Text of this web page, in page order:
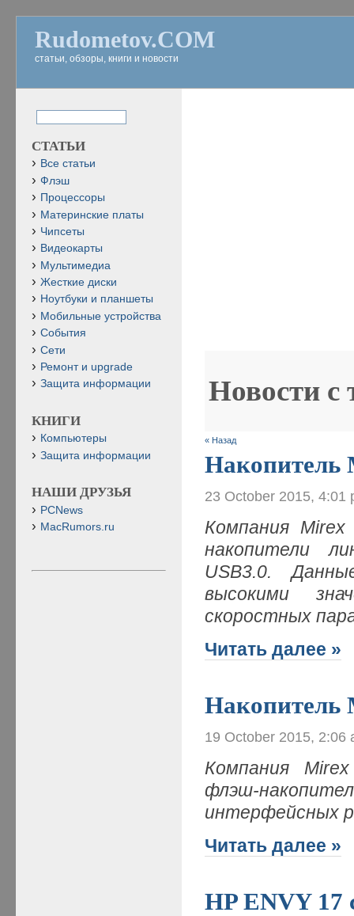
Rudometov.COM
статьи, обзоры, книги и новости
Новости с
« Назад
Накопитель
23 October 2015, 4:01
Компания
накопители
USB3.0.
высокими
скоростных
Читать далее »
Накопитель
19 October 2015, 2:06
Компания
флэш-
интерфейсных
Читать далее »
HP ENVY 17
СТАТЬИ
Все статьи
Флэш
Процессоры
Материнские платы
Чипсеты
Видеокарты
Мультимедиа
Жесткие диски
Ноутбуки и планшеты
Мобильные устройства
События
Сети
Ремонт и upgrade
Защита информации
КНИГИ
Компьютеры
Защита информации
НАШИ ДРУЗЬЯ
PCNews
MacRumors.ru